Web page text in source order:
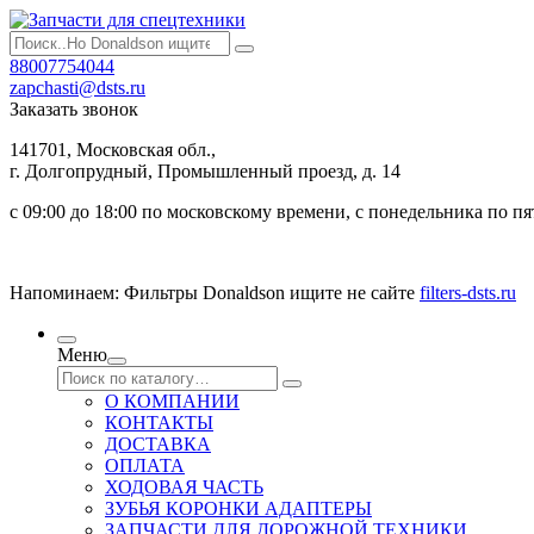
88007754044
zapchasti@dsts.ru
Заказать звонок
141701, Московская обл.,
г. Долгопрудный, Промышленный проезд, д. 14
с 09:00 до 18:00 по московскому времени, с понедельника по
Напоминаем: Фильтры Donaldson ищите не сайте filters-dsts.ru
Меню
О КОМПАНИИ
КОНТАКТЫ
ДОСТАВКА
ОПЛАТА
ХОДОВАЯ ЧАСТЬ
ЗУБЬЯ КОРОНКИ АДАПТЕРЫ
ЗАПЧАСТИ ДЛЯ ДОРОЖНОЙ ТЕХНИКИ